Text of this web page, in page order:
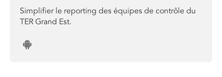
Simplifier le reporting des équipes de contrôle du
TER Grand Est.